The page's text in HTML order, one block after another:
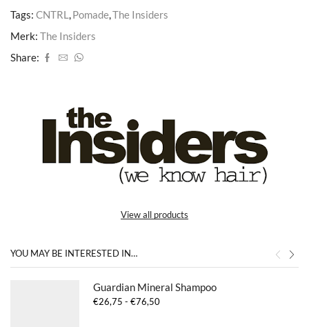
Tags: CNTRL,Pomade,The Insiders
Merk: The Insiders
Share:
View all products
YOU MAY BE INTERESTED IN…
Guardian Mineral Shampoo
€26,75 - €76,50Prijsklasse: